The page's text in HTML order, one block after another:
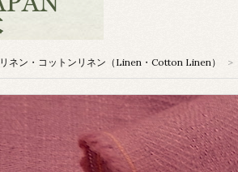
リネン・コットンリネン（Linen・Cotton Linen） >